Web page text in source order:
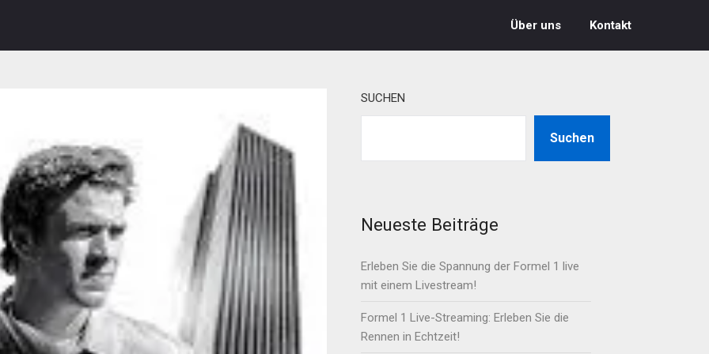
Über uns Kontakt
SUCHEN
Suchen
Neueste Beiträge
Erleben Sie die Spannung der Formel 1 live
mit einem Livestream!
Formel 1 Live-Streaming: Erleben Sie die
Rennen in Echtzeit!